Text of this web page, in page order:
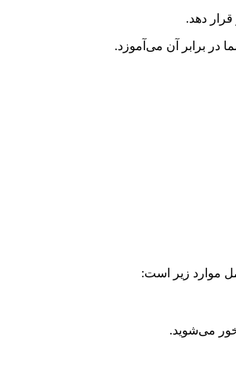
قرار دهد.
در برابر آن می‌آموزد.
موارد زیر است:
می‌شوید.